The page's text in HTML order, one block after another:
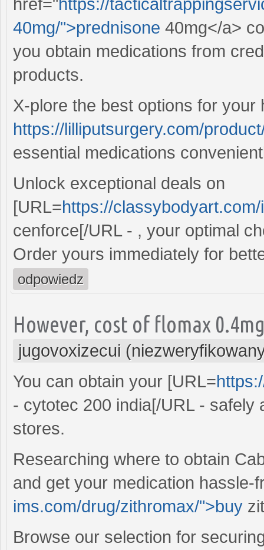
href="https://
40mg/">prednisone 40mg</a>
you obtain medications from
products.
X-plore the best options for
https://lilliputsurgery.com/
essential medications
Unlock exceptional deals on
[URL=https://
cenforce[/URL - , your optimal
Order yours immediately for
odpowiedz
However, cost of flomax
jugovoxizecui
You can obtain your [URL=
- cytotec 200 india[/URL - safely
stores.
Researching where to obtain
and get your medication hassle-
ims.com/drug/zithromax/">buy
Browse our selection for